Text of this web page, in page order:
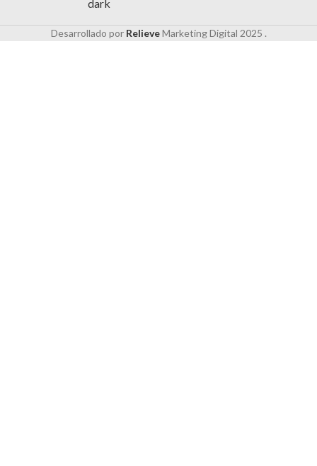
Desarrollado por RelieveMarketing Digital 2025 .